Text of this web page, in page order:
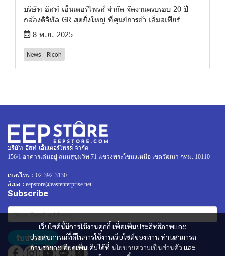
บริษัท อิสท์ เอ็นเตอร์ไพรส์ จำกัด จัดงานครบรอบ 20 ปี
กล้องดิจิทัล GR สุดยิ่งใหญ่ ที่ศูนย์การค้า เอ็มสเฟียร์
8 พ.ย. 2025
News Ricoh
เว็บไซต์นี้มีการใช้งานคุกกี้ เพื่อเพิ่มประสิทธิภาพและ
ประสบการณ์ที่ดีในการใช้งานเว็บไซต์ของท่าน ท่านสามารถ
อ่านรายละเอียดเพิ่มเติมได้ที่ นโยบายความเป็นส่วนตัว และ
บริษัท อิสท์ เอ็นเตอร์ไพรส์ จำกัด
156/1 อาคารเด่นอยู่ ถนนสุขุมวิท 71 แขวงพระโขนงเหนือ เขตวัฒนา กทม. 10110
เบอร์โทร : 02-392-3130
อีเมล : eepstore@eastenterprise.net
Subscribe
รับข่าวสาร